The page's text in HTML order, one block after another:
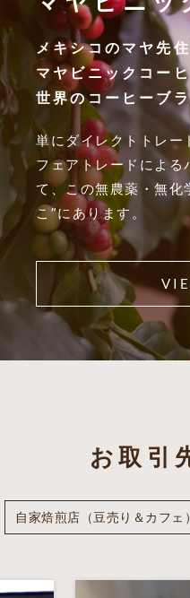
メキシコのマヤ先
マヤビニックコー
世界のコーヒーブ
単にダイレクトトレー
フェアトレードによ
て、この無農薬・無化
こ”にあります。
お取引
自家焙煎店（豆売り＆カフェ）